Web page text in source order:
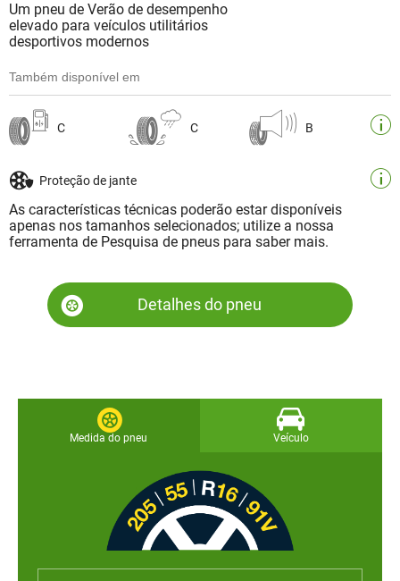
Um pneu de Verão de desempenho
elevado para veículos utilitários
desportivos modernos
Também disponível em
C C B
Proteção de jante
As características técnicas poderão estar disponíveis
apenas nos tamanhos selecionados; utilize a nossa
ferramenta de Pesquisa de pneus para saber mais.
Detalhes do pneu
Medida do pneu Veículo